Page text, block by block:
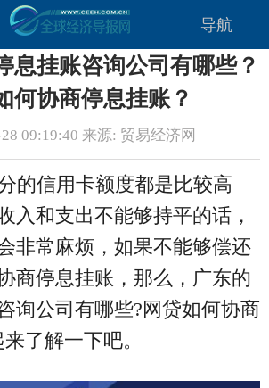
导航
息挂账咨询公司有哪些？
何协商停息挂账？
09:19:40 来源: 贸易经济网
的信用卡额度都是比较高
入和支出不能够持平的话，
非常麻烦，如果不能够偿还
商停息挂账，那么，广东的
询公司有哪些?网贷如何协商
了解一下吧。